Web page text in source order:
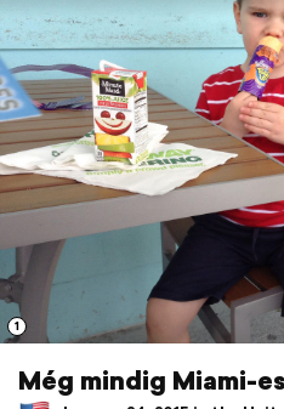
1
Még mindig Miami-